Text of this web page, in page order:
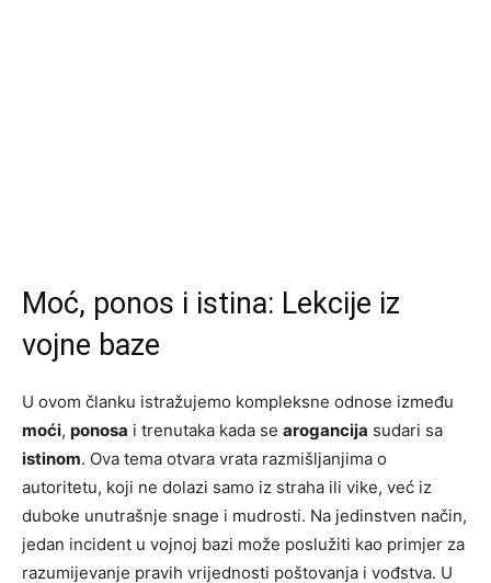
Moć, ponos i istina: Lekcije iz
vojne baze
U ovom članku istražujemo kompleksne odnose između
moći, ponosa i trenutaka kada se arogancija sudari sa
istinom. Ova tema otvara vrata razmišljanjima o
autoritetu, koji ne dolazi samo iz straha ili vike, već iz
duboke unutrašnje snage i mudrosti. Na jedinstven način,
jedan incident u vojnoj bazi može poslužiti kao primjer za
razumijevanje pravih vrijednosti poštovanja i vođstva. U